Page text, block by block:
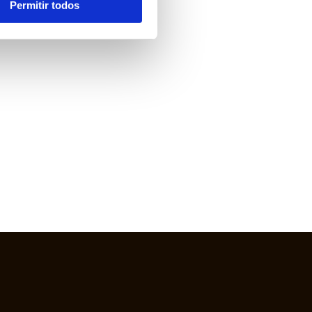
Permitir todos